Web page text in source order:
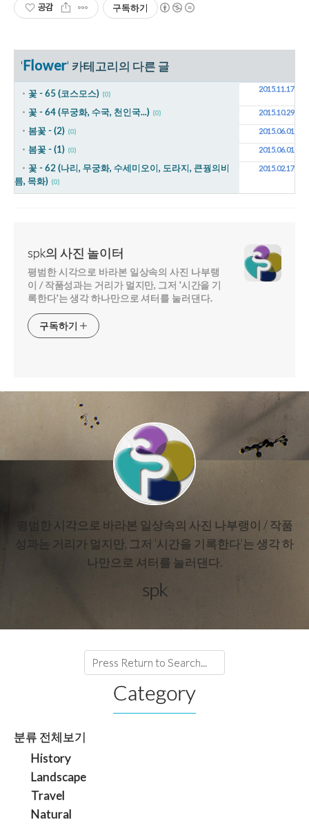
공감 구독하기
'Flower' 카테고리의 다른 글
꽃 - 65 (코스모스) (0)
2015.11.17
꽃 - 64 (무궁화, 수국, 천인국...) (0) 2015.10.29
봄꽃 - (2) (0) 2015.06.01
봄꽃 - (1) (0) 2015.06.01
꽃 - 62 (나리, 무궁화, 수세미오이, 도라지, 큰꿩의비
름, 목화) (0)
2015.02.17
spk의 사진 놀이터
평범한 시각으로 바라본 일상속의 사진 나부랭
이 / 작품성과는 거리가 멀지만, 그저 '시간을 기
록한다'는 생각 하나만으로 셔터를 눌러댄다.
구독하기
평범한 시각으로 바라본 일상속의 사진 나부랭이 / 작품
성과는 거리가 멀지만, 그저 '시간을 기록한다'는 생각 하
나만으로 셔터를 눌러댄다.
spk
Category
분류 전체보기
History
Landscape
Travel
Natural